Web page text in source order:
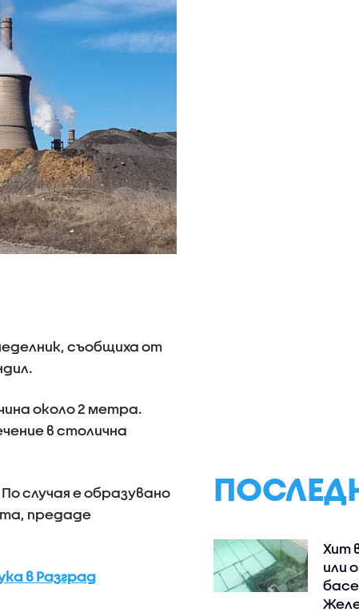
съобщиха от
около 2 метра.
в столична
случая е образувано
предаде
в Разград
Хит
или